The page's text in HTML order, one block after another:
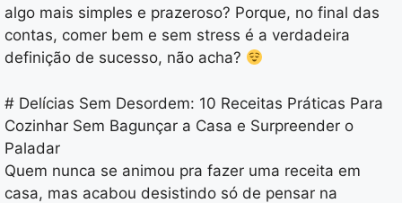
algo mais simples e prazeroso? Porque, no final das
contas, comer bem e sem stress é a verdadeira
definição de sucesso, não acha?
# Delícias Sem Desordem: 10 Receitas Práticas Para
Cozinhar Sem Bagunçar a Casa e Surpreender o
Paladar
Quem nunca se animou pra fazer uma receita em
casa, mas acabou desistindo só de pensar na